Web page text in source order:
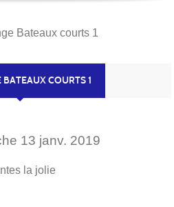
Bateaux courts 1
BATEAUX COURTS 1
13 janv. 2019
la jolie